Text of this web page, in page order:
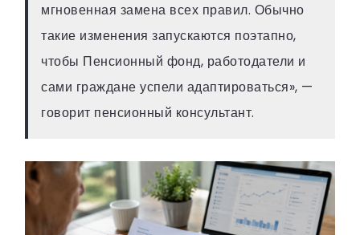
мгновенная замена всех правил. Обычно
такие изменения запускаются поэтапно,
чтобы Пенсионный фонд, работодатели и
сами граждане успели адаптироваться», —
говорит пенсионный консультант.